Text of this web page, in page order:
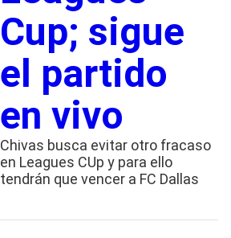
Cup; sigue
el partido
en vivo
Chivas busca evitar otro fracaso
en Leagues CUp y para ello
tendrán que vencer a FC Dallas